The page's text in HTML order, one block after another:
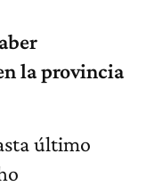
la provincia
último